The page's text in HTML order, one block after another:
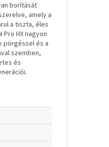
borítását
amely a
a tiszta, éles
HX nagyon
pörgéssel és a
szemben,
és